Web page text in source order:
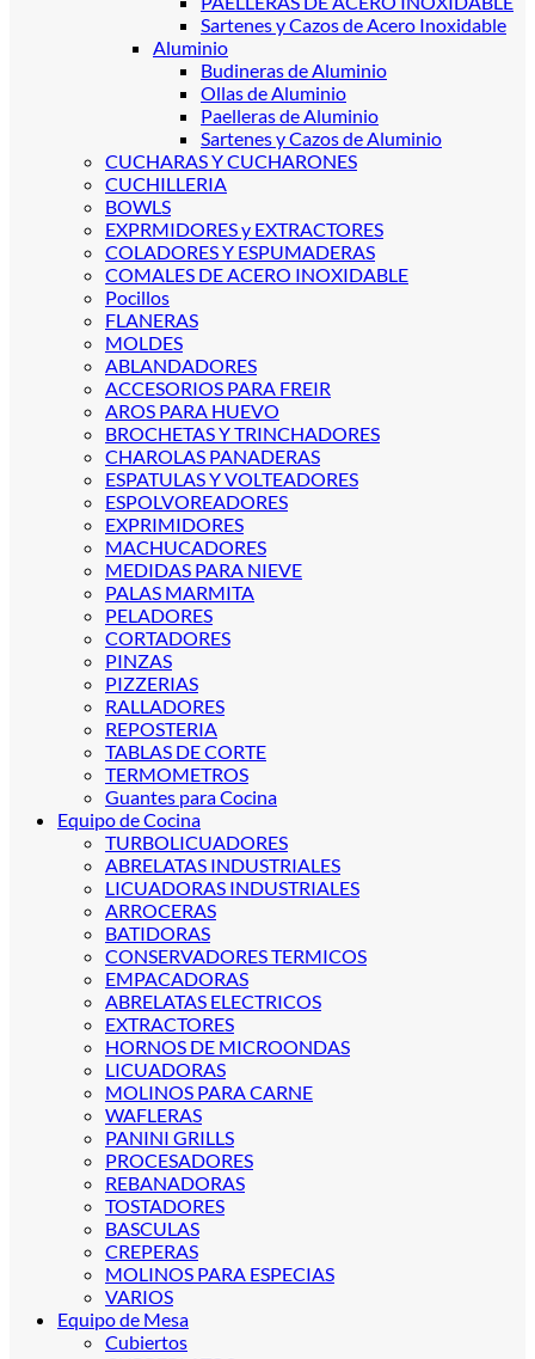
Sartenes y Cazos de Acero Inoxidable
Aluminio
Budineras de Aluminio
Ollas de Aluminio
Paelleras de Aluminio
Sartenes y Cazos de Aluminio
CUCHARAS Y CUCHARONES
CUCHILLERIA
BOWLS
EXPRMIDORES y EXTRACTORES
COLADORES Y ESPUMADERAS
COMALES DE ACERO INOXIDABLE
Pocillos
FLANERAS
MOLDES
ABLANDADORES
ACCESORIOS PARA FREIR
AROS PARA HUEVO
BROCHETAS Y TRINCHADORES
CHAROLAS PANADERAS
ESPATULAS Y VOLTEADORES
ESPOLVOREADORES
EXPRIMIDORES
MACHUCADORES
MEDIDAS PARA NIEVE
PALAS MARMITA
PELADORES
CORTADORES
PINZAS
PIZZERIAS
RALLADORES
REPOSTERIA
TABLAS DE CORTE
TERMOMETROS
Guantes para Cocina
Equipo de Cocina
TURBOLICUADORES
ABRELATAS INDUSTRIALES
LICUADORAS INDUSTRIALES
ARROCERAS
BATIDORAS
CONSERVADORES TERMICOS
EMPACADORAS
ABRELATAS ELECTRICOS
EXTRACTORES
HORNOS DE MICROONDAS
LICUADORAS
MOLINOS PARA CARNE
WAFLERAS
PANINI GRILLS
PROCESADORES
REBANADORAS
TOSTADORES
BASCULAS
CREPERAS
MOLINOS PARA ESPECIAS
VARIOS
Equipo de Mesa
Cubiertos